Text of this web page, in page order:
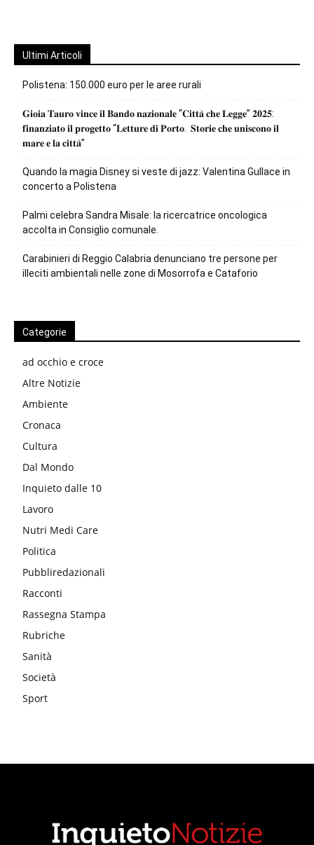
Ultimi Articoli
Polistena: 150.000 euro per le aree rurali
𝐆𝐢𝐨𝐢𝐚 𝐓𝐚𝐮𝐫𝐨 𝐯𝐢𝐧𝐜𝐞 𝐢𝐥 𝐁𝐚𝐧𝐝𝐨 𝐧𝐚𝐳𝐢𝐨𝐧𝐚𝐥𝐞 “𝐂𝐢𝐭𝐭𝐚̀ 𝐜𝐡𝐞 𝐋𝐞𝐠𝐠𝐞” 𝟐𝟎𝟐𝟓:
𝐟𝐢𝐧𝐚𝐧𝐳𝐢𝐚𝐭𝐨 𝐢𝐥 𝐩𝐫𝐨𝐠𝐞𝐭𝐭𝐨 “𝐋𝐞𝐭𝐭𝐮𝐫𝐞 𝐝𝐢 𝐏𝐨𝐫𝐭𝐨. 𝐒𝐭𝐨𝐫𝐢𝐞 𝐜𝐡𝐞 𝐮𝐧𝐢𝐬𝐜𝐨𝐧𝐨 𝐢𝐥
𝐦𝐚𝐫𝐞 𝐞 𝐥𝐚 𝐜𝐢𝐭𝐭𝐚̀”
Quando la magia Disney si veste di jazz: Valentina Gullace in
concerto a Polistena
Palmi celebra Sandra Misale: la ricercatrice oncologica
accolta in Consiglio comunale.
Carabinieri di Reggio Calabria denunciano tre persone per
illeciti ambientali nelle zone di Mosorrofa e Cataforio
Categorie
ad occhio e croce
Altre Notizie
Ambiente
Cronaca
Cultura
Dal Mondo
Inquieto dalle 10
Lavoro
Nutri Medi Care
Politica
Pubbliredazionali
Racconti
Rassegna Stampa
Rubriche
Sanità
Società
Sport